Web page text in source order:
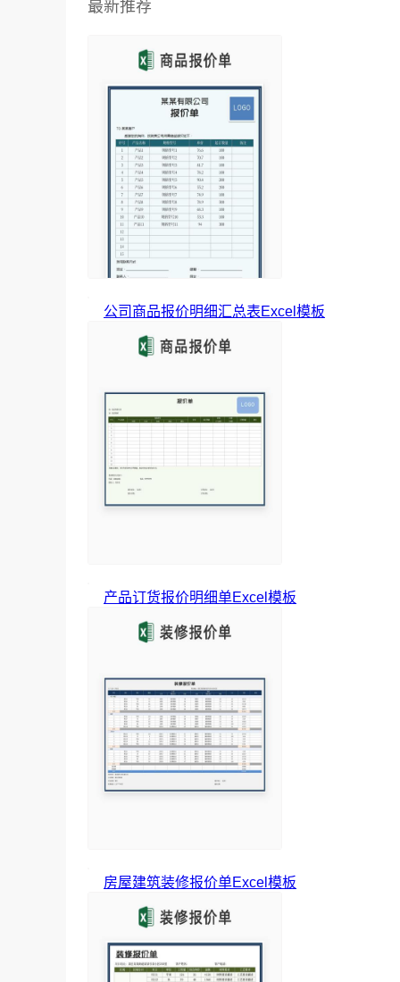
最新推荐
公司商品报价明细汇总表Excel模板
产品订货报价明细单Excel模板
房屋建筑装修报价单Excel模板